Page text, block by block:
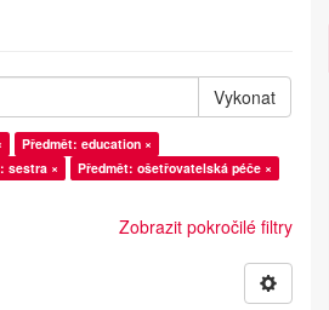
Vykonat
Předmět: education ×
sestra ×
Předmět: ošetřovatelská péče ×
Zobrazit pokročilé filtry